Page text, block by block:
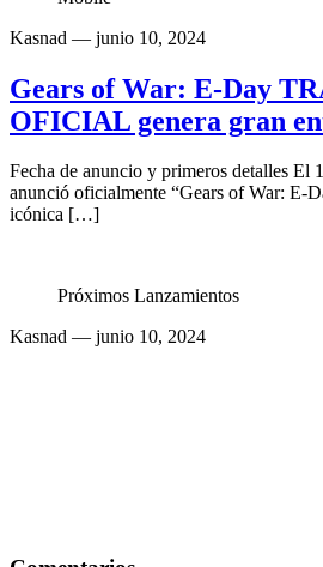
Kasnad — junio 10, 2024
Gears of War: E-Day
OFICIAL genera gran
Fecha de anuncio y primeros detalles El
anunció oficialmente “Gears of War: E-
icónica […]
Próximos Lanzamientos
Kasnad — junio 10, 2024